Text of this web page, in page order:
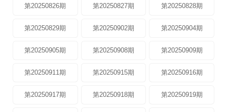
第20250826期 第20250827期 第20250828期
第20250829期 第20250902期 第20250904期
第20250905期 第20250908期 第20250909期
第20250911期 第20250915期 第20250916期
第20250917期 第20250918期 第20250919期